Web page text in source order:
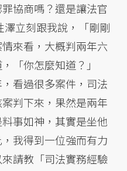
協商嗎？還是讓法官
立刻跟我說，「剛剛
來看，大概判兩年六
「你怎麼知道？」
，看過很多案件，司法
判下來，果然是兩年
事如神，其實是坐他
我得到一位強而有力
請教「司法實務經驗